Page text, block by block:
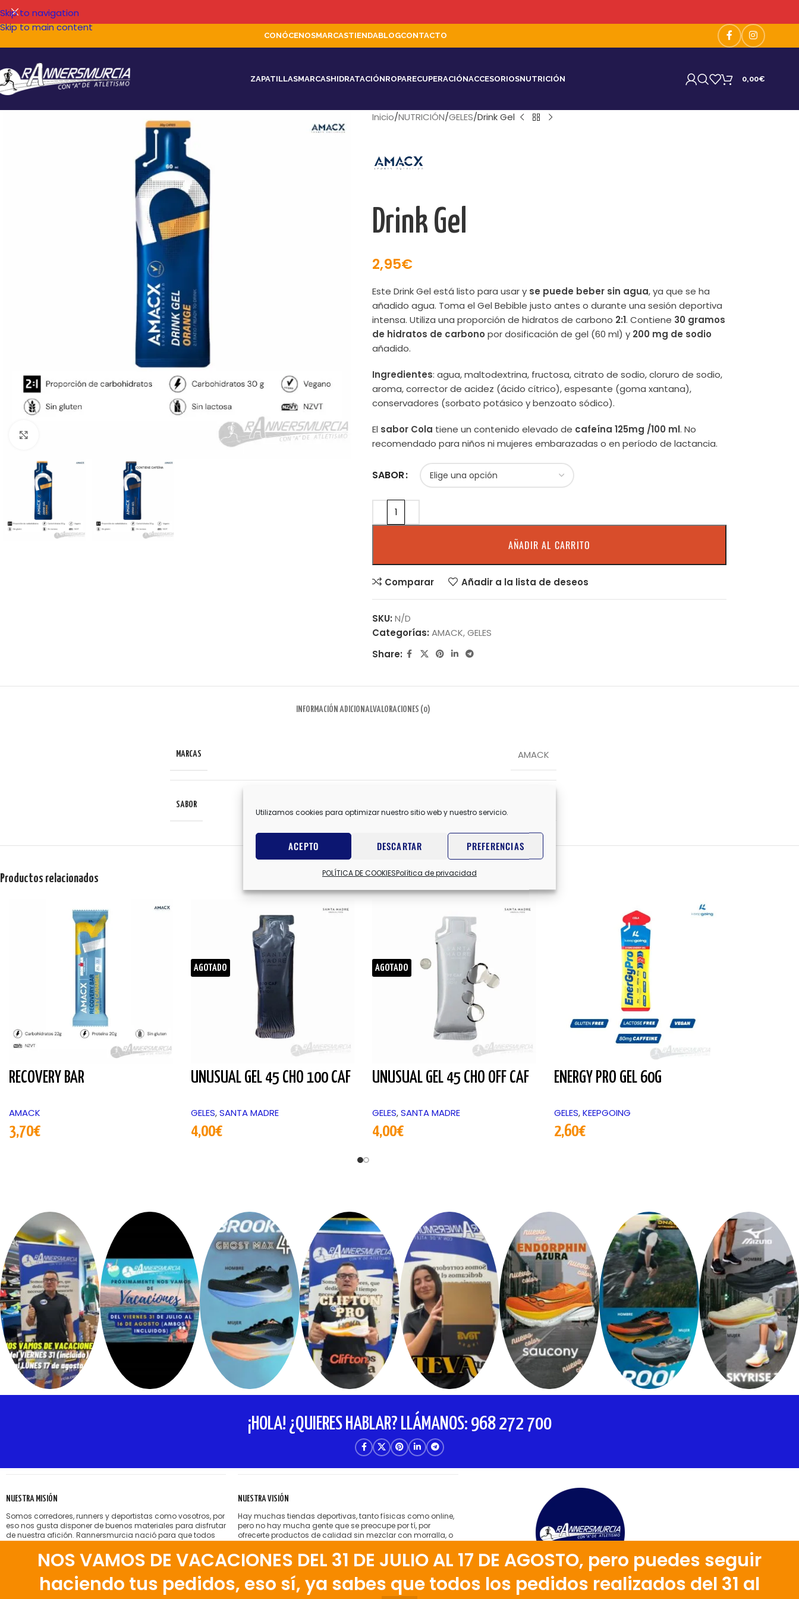
Utilizamos cookies para optimizar nuestro sitio web y nuestro servicio.
ACEPTO DESCARTAR PREFERENCIAS
POLÍTICA DE COOKIESPolítica de privacidad
NOS VAMOS DE VACACIONES DEL 31 DE JULIO AL 17 DE AGOSTO, pero puedes seguir
haciendo tus pedidos, eso sí, ya sabes que todos los pedidos realizados del 31 al
Skip to navigation
Skip to main content
CONÓCENOSMARCASTIENDABLOGCONTACTO
ZAPATILLASMARCASHIDRATACIÓNROPARECUPERACIÓNACCESORIOSNUTRICIÓN 0,00€
Inicio NUTRICIÓN GELES Drink Gel
Drink Gel
2,95€
Este Drink Gel está listo para usar y se puede beber sin agua, ya que se ha
añadido agua. Toma el Gel Bebible justo antes o durante una sesión deportiva
intensa. Utiliza una proporción de hidratos de carbono 2:1. Contiene 30 gramos
de hidratos de carbono por dosificación de gel (60 ml) y 200 mg de sodio
añadido.
Ingredientes: agua, maltodextrina, fructosa, citrato de sodio, cloruro de sodio,
aroma, corrector de acidez (ácido cítrico), espesante (goma xantana),
conservadores (sorbato potásico y benzoato sódico).
El sabor Cola tiene un contenido elevado de cafeína 125mg /100 ml. No
recomendado para niños ni mujeres embarazadas o en período de lactancia.
SABOR
AÑADIR AL CARRITO
Comparar Añadir a la lista de deseos
SKU: N/D
Categorías: AMACK,GELES
Share:
INFORMACIÓN ADICIONALVALORACIONES (0)
MARCAS AMACK
SABOR
Productos relacionados
RECOVERY BAR
AMACK
3,70€
AGOTADO
UNUSUAL GEL 45 CHO 100 CAF
GELES, SANTA MADRE
4,00€
AGOTADO
UNUSUAL GEL 45 CHO OFF CAF
GELES,SANTA MADRE
4,00€
ENERGY PRO GEL 60G
GELES, KEEPGOING
2,60€
¡HOLA! ¿QUIERES HABLAR? LLÁMANOS: 968 272 700
NUESTRA MISIÓN
Somos corredores, runners y deportistas como vosotros, por
eso nos gusta disponer de buenos materiales para disfrutar
de nuestra afición. Rannersmurcia nació para que todos
nosotros podamos encontrar esas zapatillas, esa ropa,
esos accesorios deportivos que, a veces, son tan difíciles
de conseguir y que nosotros ponemos a vuestra
NUESTRA VISIÓN
Hay muchas tiendas deportivas, tanto físicas como online,
pero no hay mucha gente que se preocupe por tí, por
ofrecerte productos de calidad sin mezclar con morralla, o
sin pretender cobrarte hasta el hígado por lo que te venden.
Nos gusta la idea de tener amigos satisfechos que vienen a
nuestra tienda running porque encuentran el producto
correcto, bien aconsejados.